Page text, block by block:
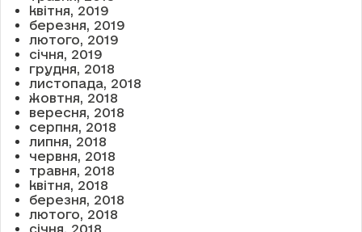
квітня, 2019
березня, 2019
лютого, 2019
січня, 2019
грудня, 2018
листопада, 2018
жовтня, 2018
вересня, 2018
серпня, 2018
липня, 2018
червня, 2018
травня, 2018
квітня, 2018
березня, 2018
лютого, 2018
січня, 2018